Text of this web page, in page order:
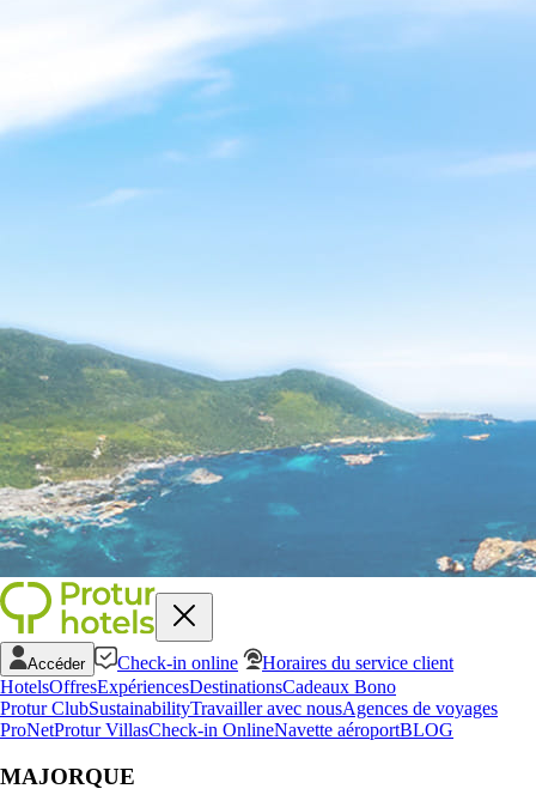
Accéder Check-in online
Horaires du service client
HotelsOffresExpériencesDestinationsCadeaux Bono
Protur ClubSustainabilityTravailler avec nousAgences de voyages
ProNetProtur VillasCheck-in OnlineNavette aéroportBLOG
MAJORQUE